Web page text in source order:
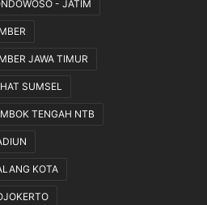
- JATIM
JAWA TIMUR
SUMSEL
TENGAH NTB
KOTA